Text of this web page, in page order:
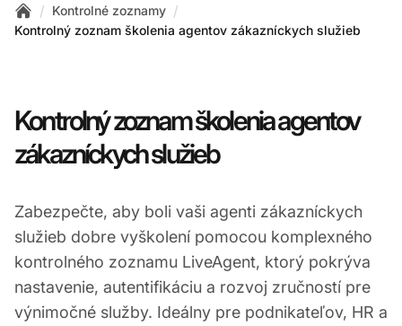
Home
/ Kontrolné zoznamy /
Kontrolný zoznam školenia agentov zákazníckych služieb
Kontrolný zoznam školenia agentov
zákazníckych služieb
Zabezpečte, aby boli vaši agenti zákazníckych
služieb dobre vyškolení pomocou komplexného
kontrolného zoznamu LiveAgent, ktorý pokrýva
nastavenie, autentifikáciu a rozvoj zručností pre
výnimočné služby. Ideálny pre podnikateľov, HR a